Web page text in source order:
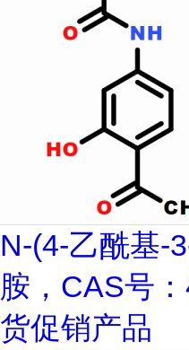
N-(4-乙酰基-
胺，CAS号
货促销产品